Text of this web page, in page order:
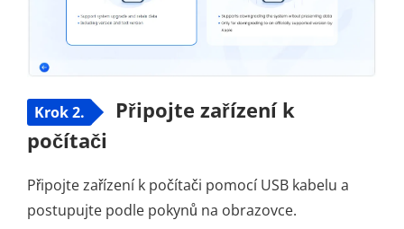
Krok 2.
Připojte zařízení k
počítači
Připojte zařízení k počítači pomocí USB kabelu a
postupujte podle pokynů na obrazovce.